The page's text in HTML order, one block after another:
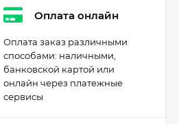
Оплата онлайн
Оплата заказ различными
способами: наличными,
банковской картой или
онлайн через платежные
сервисы